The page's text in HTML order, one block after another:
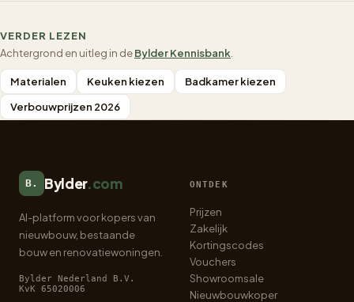
VERDER LEZEN
Achtergrond en uitleg in deBylder Kennisbank
Materialen Keuken kiezen
Badkamer kiezen
Verbouwprijzen 2026
B. Bylder.com
AI-platform voor kopers van
nieuwbouw, bestaande
bouw en renovatiewoningen.
Bylder Nederland B.V.
KvK 65020006
ONTDEK
Prijzen
Zakelijk
Kortingscodes
Vouchers
Showroomsale
Nieuwbouwkoper